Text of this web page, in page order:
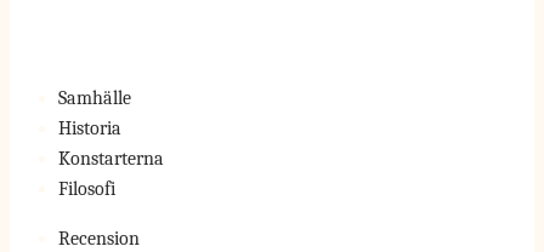
Samhälle
Historia
Konstarterna
Filosofi
Recension